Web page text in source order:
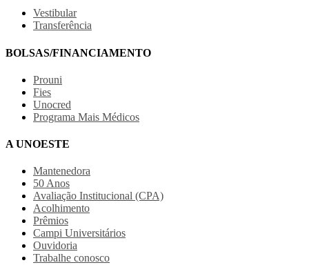
Vestibular
Transferência
BOLSAS/FINANCIAMENTO
Prouni
Fies
Unocred
Programa Mais Médicos
A UNOESTE
Mantenedora
50 Anos
Avaliação Institucional (CPA)
Acolhimento
Prêmios
Campi Universitários
Ouvidoria
Trabalhe conosco